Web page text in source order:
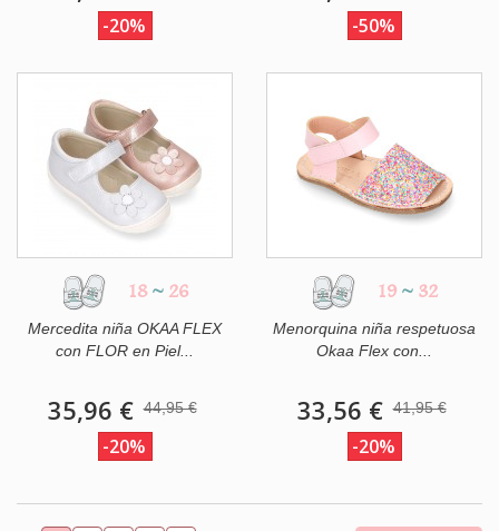
-20% -50%
18 ~ 26
Mercedita niña OKAA FLEX
con FLOR en Piel...
35,96 € 44,95 €
-20%
19 ~ 32
Menorquina niña respetuosa
Okaa Flex con...
33,56 € 41,95 €
-20%